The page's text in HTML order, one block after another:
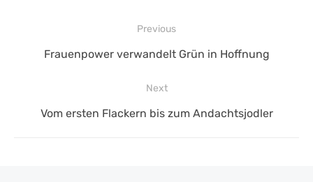
Beitragsnavigation
Previous
Previous
Frauenpower verwandelt Grün in Hoffnung
Next
Next
Vom ersten Flackern bis zum Andachtsjodler